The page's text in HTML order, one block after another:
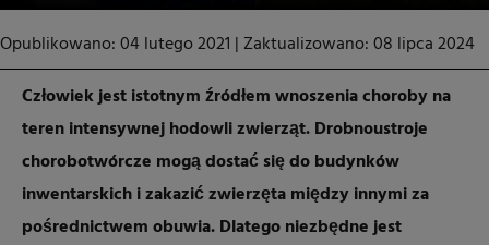
Opublikowano: 04 lutego 2021 | Zaktualizowano: 08 lipca 2024
Człowiek jest istotnym źródłem wnoszenia choroby na
teren intensywnej hodowli zwierząt. Drobnoustroje
chorobotwórcze mogą dostać się do budynków
inwentarskich i zakazić zwierzęta między innymi za
pośrednictwem obuwia. Dlatego niezbędne jest